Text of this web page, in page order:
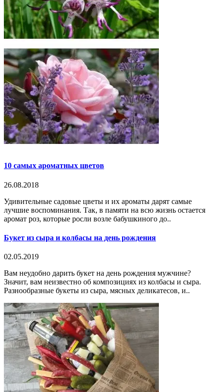
10 самых ароматных цветов
26.08.2018
Удивительные садовые цветы и их ароматы дарят самые
лучшие воспоминания. Так, в памяти на всю жизнь остается
аромат роз, которые росли возле бабушкиного до..
Букет из сыра и колбасы на день рождения
02.05.2019
Вам неудобно дарить букет на день рождения мужчине?
Значит, вам неизвестно об композициях из колбасы и сыра.
Разнообразные букеты из сыра, мясных деликатесов, и..